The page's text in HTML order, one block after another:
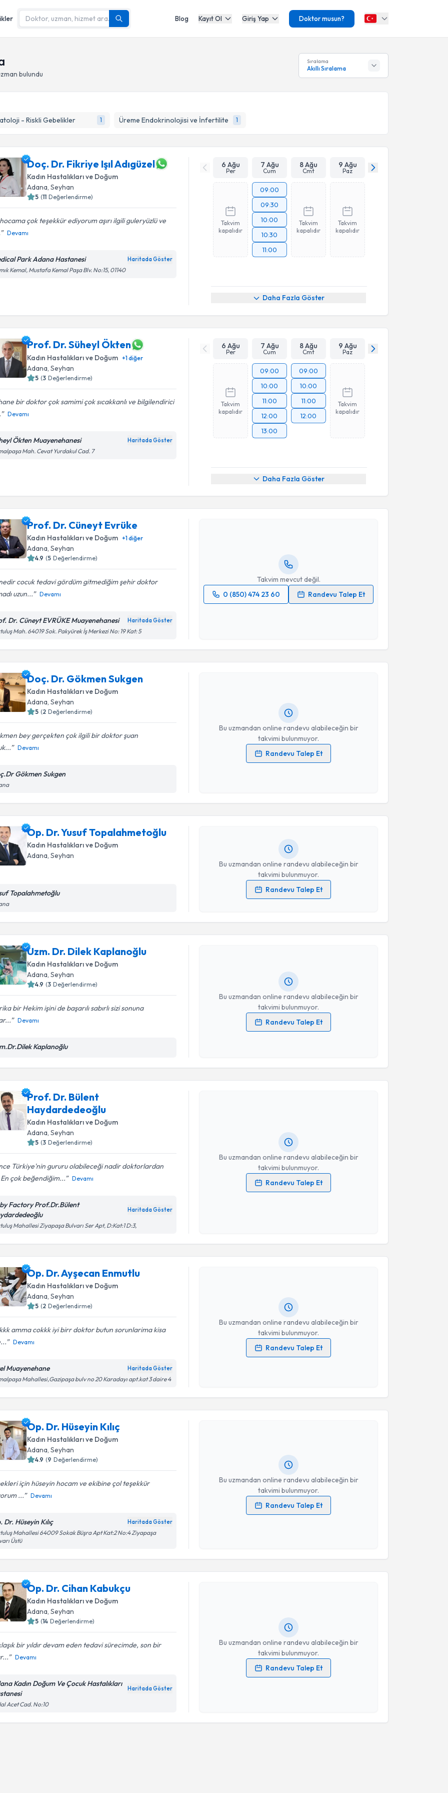
Blog Kayıt Ol Giriş Yap Doktor musun?
bulundu
Sıralama
Akıllı Sıralama
- Riskli Gebelikler 1 Üreme Endokrinolojisi ve İnfertilite 1
Doç. Dr. Fikriye Işıl Adıgüzel
Kadın Hastalıkları ve Doğum
Adana, Seyhan
5 (11 Değerlendirme)
hocama çok teşekkür ediyorum aşırı ilgili guleryüzlü ve
Devamı
Park Adana Hastanesi Haritada Göster
Kemal, Mustafa Kemal Paşa Blv. No:15, 01140
6 Ağu
Per
7 Ağu
Cum
8 Ağu
Cmt
9 Ağu
Paz
Takvim
kapalıdır
09:00
09:30
10:00
10:30
11:00
Takvim
kapalıdır
Takvim
kapalıdır
Daha Fazla Göster
Prof. Dr. Süheyl Ökten
Kadın Hastalıkları ve Doğum +1diğer
Adana , Seyhan
5 (3 Değerlendirme)
bir doktor çok samimi çok sıcakkanlı ve bilgilendirici
Devamı
Ökten Muayenehanesi Haritada Göster
Mah. Cevat Yurdakul Cad. 7
6 Ağu
Per
7 Ağu
Cum
8 Ağu
Cmt
9 Ağu
Paz
Takvim
kapalıdır
09:00
10:00
11:00
12:00
13:00
09:00
10:00
11:00
12:00
Takvim
kapalıdır
Daha Fazla Göster
Prof. Dr. Cüneyt Evrüke
Kadın Hastalıkları ve Doğum +1diğer
Adana, Seyhan
4.9 (5 Değerlendirme)
cocuk tedavi gördüm gitmediğim şehir doktor
uzun...
Devamı
Dr. Cüneyt EVRÜKE Muayenehanesi Haritada Göster
Mah. 64019 Sok. Pakyürek İş Merkezi No: 19 Kat: 5
Takvim mevcut değil.
0 (850) 474 23 60
Randevu Talep Et
Randevu Takvimi Talebi
Prof. Dr. Cüneyt Evrüke
Takvim Talebini Gönder
Doç. Dr. Gökmen Sukgen
Kadın Hastalıkları ve Doğum
Adana, Seyhan
5 (2 Değerlendirme)
bey gerçekten çok ilgili bir doktor şuan
Devamı
Gökmen Sukgen
Bu uzmandan online randevu alabileceğin bir
takvimi bulunmuyor.
Randevu Talep Et
Randevu Takvimi Talebi
Doç. Dr. Gökmen Sukgen
Kişisel verilerimin işlenmesine ilişkinAydınlatma Metni
Takvim Talebini Gönder
Op. Dr. Yusuf Topalahmetoğlu
Kadın Hastalıkları ve Doğum
Adana, Seyhan
Topalahmetoğlu
Bu uzmandan online randevu alabileceğin bir
takvimi bulunmuyor.
Randevu Talep Et
Kişisel verilerimin işlenmesine ilişkinAydınlatma Metni
işlenmesini kabul ediyorum.
Uzm. Dr. Dilek Kaplanoğlu
Kadın Hastalıkları ve Doğum
Adana, Seyhan
4.9 (3 Değerlendirme)
bir Hekim işini de başarılı sabırlı sizi sonuna
Devamı
Kaplanoğlu
Bu uzmandan online randevu alabileceğin bir
takvimi bulunmuyor.
Randevu Talep Et
Randevu Takvimi Talebi
Kişisel verilerimin işlenmesine ilişkinAydınlatma Metni
Takvim Talebini Gönder
Prof. Dr. Bülent
Haydardedeoğlu
Kadın Hastalıkları ve Doğum
Adana, Seyhan
5 (3 Değerlendirme)
Türkiye'nin gururu olabileceği nadir doktorlardan
çok beğendiğim...
Devamı
Factory Prof.Dr.Bülent
Haritada Göster
Mahallesi Ziyapaşa Bulvarı Ser Apt, D:Kat:1 D:3,
Bu uzmandan online randevu alabileceğin bir
takvimi bulunmuyor.
Randevu Talep Et
Randevu Takvimi Talebi
Kişisel verilerimin işlenmesine ilişkinAydınlatma Metni
Takvim Talebini Gönder
Op. Dr. Ayşecan Enmutlu
Kadın Hastalıkları ve Doğum
Adana, Seyhan
5 (2 Değerlendirme)
amma cokkk iyi birr doktor butun sorunlarima kisa
Devamı
Muayenehane Haritada Göster
Mahallesi,Gazipaşa bulv no 20 Karadayı apt.kat 3 daire 4
Bu uzmandan online randevu alabileceğin bir
takvimi bulunmuyor.
Randevu Talep Et
Randevu Takvimi Talebi
Op. Dr. Ayşecan Enmutlu
Kişisel verilerimin işlenmesine ilişkinAydınlatma Metni
Takvim Talebini Gönder
Op. Dr. Hüseyin Kılıç
Kadın Hastalıkları ve Doğum
Adana, Seyhan
4.9 (9 Değerlendirme)
için hüseyin hocam ve ekibine çol teşekkür
...
Devamı
Dr. Hüseyin Kılıç Haritada Göster
Mahallesi 64009 Sokak Büşra Apt Kat:2 No:4 Ziyapaşa
Üstü
Bu uzmandan online randevu alabileceğin bir
takvimi bulunmuyor.
Randevu Talep Et
Kişisel verilerimin işlenmesine ilişkinAydınlatma Metni
Op. Dr. Cihan Kabukçu
Kadın Hastalıkları ve Doğum
Adana, Seyhan
5 (14 Değerlendirme)
bir yıldır devam eden tedavi sürecimde, son bir
Devamı
Kadın Doğum Ve Çocuk Hastalıkları
Haritada Göster
Acet Cad. No:10
Bu uzmandan online randevu alabileceğin bir
takvimi bulunmuyor.
Randevu Talep Et
Kişisel verilerimin işlenmesine ilişkinAydınlatma Metni